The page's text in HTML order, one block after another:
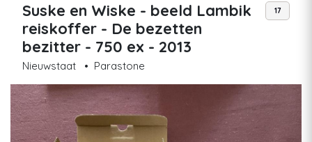
Suske en Wiske - beeld Lambik
reiskoffer - De bezetten
bezitter - 750 ex - 2013
Nieuwstaat • Parastone
17